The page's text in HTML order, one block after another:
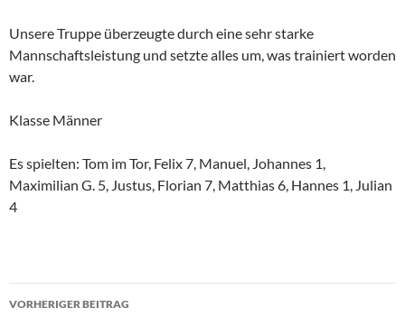
Unsere Truppe überzeugte durch eine sehr starke
Mannschaftsleistung und setzte alles um, was trainiert worden
war.
Klasse Männer
Es spielten: Tom im Tor, Felix 7, Manuel, Johannes 1,
Maximilian G. 5, Justus, Florian 7, Matthias 6, Hannes 1, Julian
4
Beitragsnavigation
VORHERIGER BEITRAG